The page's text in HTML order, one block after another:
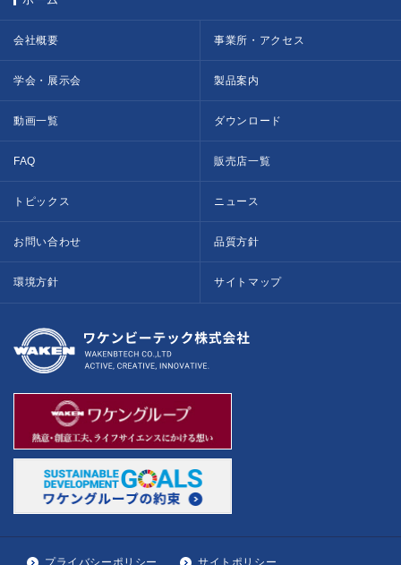
会社概要 事業所・アクセス
学会・展示会 製品案内
動画一覧 ダウンロード
FAQ 販売店一覧
トピックス ニュース
お問い合わせ 品質方針
環境方針 サイトマップ